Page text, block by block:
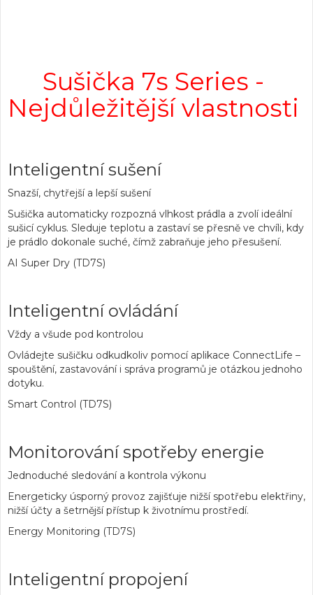
Sušička 7s Series -
Nejdůležitější vlastnosti
Inteligentní sušení
Snazší, chytřejší a lepší sušení
Sušička automaticky rozpozná vlhkost prádla a zvolí ideální
sušicí cyklus. Sleduje teplotu a zastaví se přesně ve chvíli, kdy
je prádlo dokonale suché, čímž zabraňuje jeho přesušení.
AI Super Dry (TD7S)
Inteligentní ovládání
Vždy a všude pod kontrolou
Ovládejte sušičku odkudkoliv pomocí aplikace ConnectLife –
spouštění, zastavování i správa programů je otázkou jednoho
dotyku.
Smart Control (TD7S)
Monitorování spotřeby energie
Jednoduché sledování a kontrola výkonu
Energeticky úsporný provoz zajišťuje nižší spotřebu elektřiny,
nižší účty a šetrnější přístup k životnímu prostředí.
Energy Monitoring (TD7S)
Inteligentní propojení